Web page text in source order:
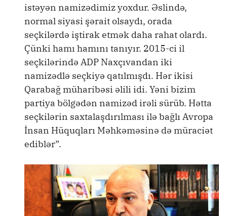
istəyən namizədimiz yoxdur. Əslində,
normal siyasi şərait olsaydı, orada
seçkilərdə iştirak etmək daha rahat olardı.
Çünki hamı hamını tanıyır. 2015-ci il
seçkilərində ADP Naxçıvandan iki
namizədlə seçkiyə qatılmışdı. Hər ikisi
Qarabağ müharibəsi əlili idi. Yəni bizim
partiya bölgədən namizəd irəli sürüb. Hətta
seçkilərin saxtalaşdırılması ilə bağlı Avropa
İnsan Hüquqları Məhkəməsinə də müraciət
ediblər”.